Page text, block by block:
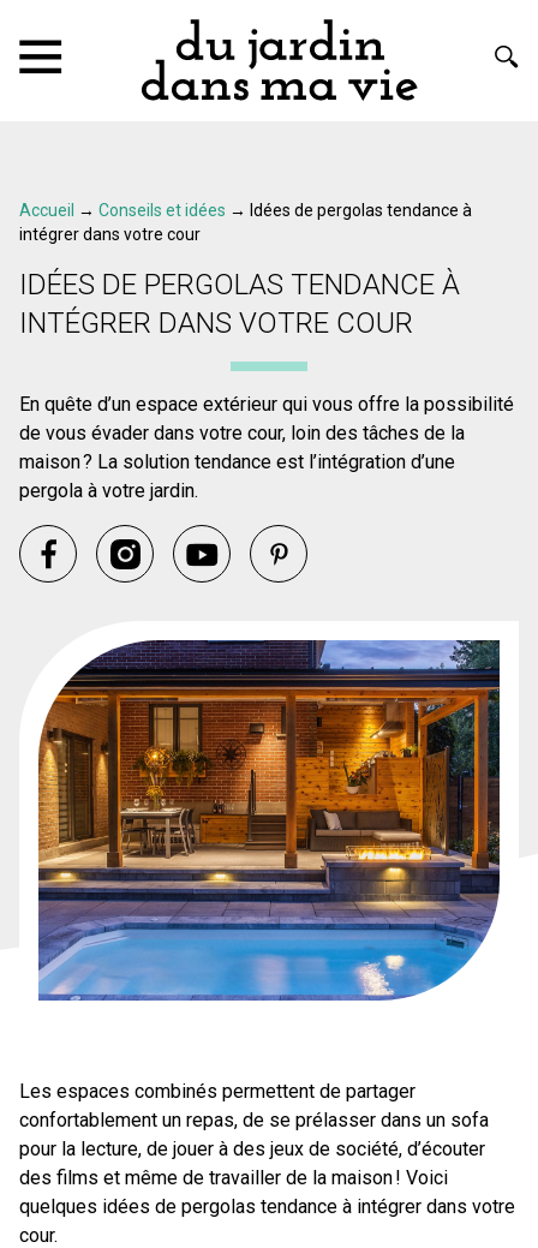
Accueil → Conseils et idées → Idées de pergolas tendance à
intégrer dans votre cour
IDÉES DE PERGOLAS TENDANCE À
INTÉGRER DANS VOTRE COUR
En quête d’un espace extérieur qui vous offre la possibilité
de vous évader dans votre cour, loin des tâches de la
maison ? La solution tendance est l’intégration d’une
pergola à votre jardin.
Les espaces combinés permettent de partager
confortablement un repas, de se prélasser dans un sofa
pour la lecture, de jouer à des jeux de société, d’écouter
des films et même de travailler de la maison ! Voici
quelques idées de pergolas tendance à intégrer dans votre
cour.